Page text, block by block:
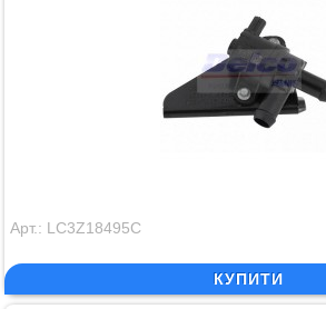
Арт.: LC3Z18495C
КУПИТИ